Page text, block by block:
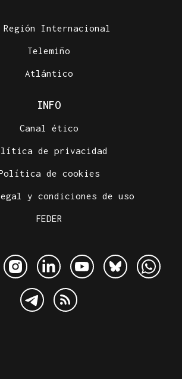
Región Internacional
Telemiño
Atlántico
INFO
Canal ético
de privacidad
de cookies
y condiciones de uso
FEDER